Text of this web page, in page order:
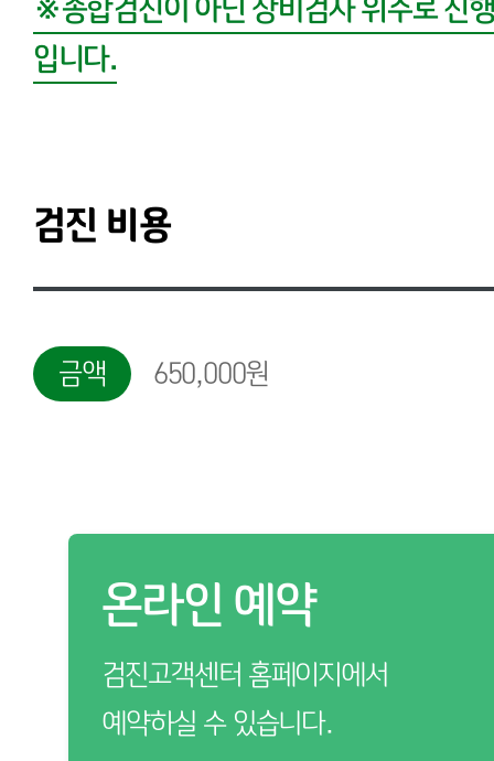
※종합검진이 아닌 장비검사 위주로 진
입니다.
검진 비용
금액 650,000원
온라인 예약
검진고객센터 홈페이지에서
예약하실 수 있습니다.